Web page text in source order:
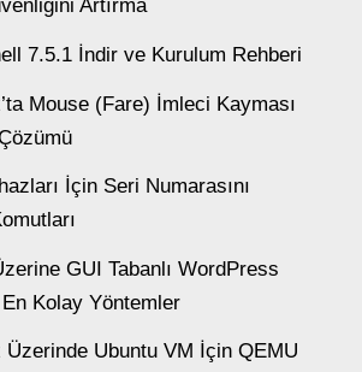
Artırma
7.5.1 İndir ve Kurulum Rehberi
Mouse (Fare) İmleci Kayması
İçin Seri Numarasını
GUI Tabanlı WordPress
Kolay Yöntemler
Üzerinde Ubuntu VM İçin QEMU